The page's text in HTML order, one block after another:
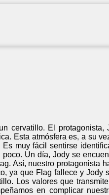
cervatillo. El
Esta atmósfera es, a su
muy fácil sentirse
Un día, Jody se
Así, nuestro protagonista
ya que Flag fallece y
Los valores que
en complicar